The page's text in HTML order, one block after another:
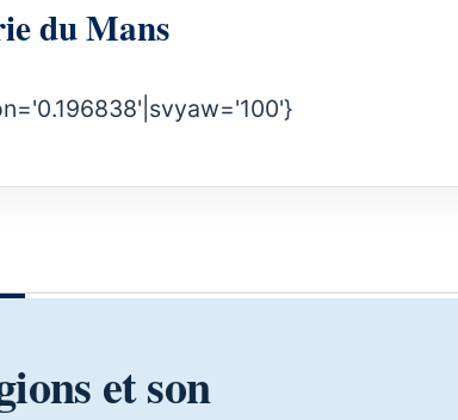
du Mans
et son